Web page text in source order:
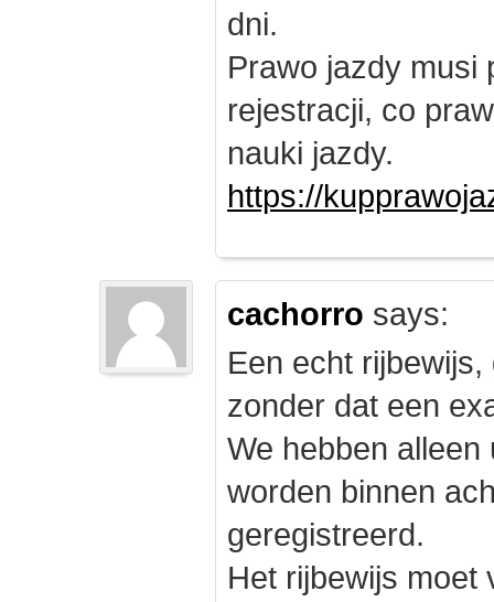
dni.
Prawo jazdy musi
rejestracji, co
nauki jazdy.
https://
cachorro says:
Een echt
zonder dat een
We hebben
worden binnen
geregistreerd.
Het rijbewijs moet